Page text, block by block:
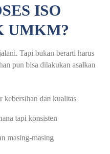
ISO
UMKM?
Tapi bukan berarti harus
pun bisa dilakukan asalkan
kebersihan dan kualitas
tapi konsisten
masing-masing